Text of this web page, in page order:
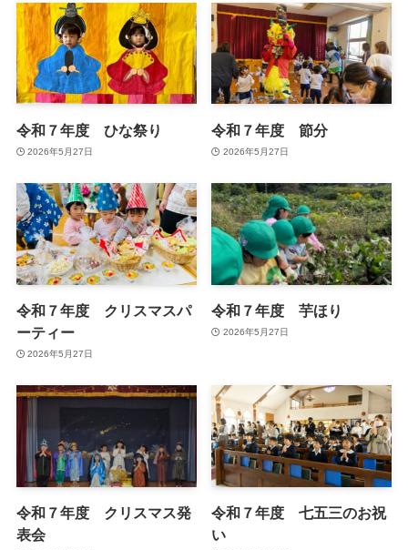
令和７年度 ひな祭り
2026年5月27日
令和７年度 節分
2026年5月27日
令和７年度 クリスマスパ
ーティー
2026年5月27日
令和７年度 芋ほり
2026年5月27日
令和７年度 クリスマス発
表会
令和７年度 七五三のお祝
い